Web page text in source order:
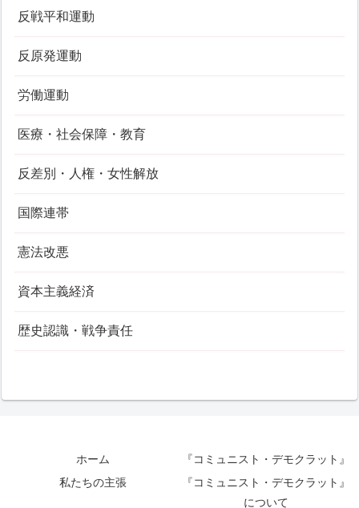
反戦平和運動
反原発運動
労働運動
医療・社会保障・教育
反差別・人権・女性解放
国際連帯
憲法改悪
資本主義経済
歴史認識・戦争責任
ホーム
『コミュニスト・デモクラット』
私たちの主張
『コミュニスト・デモクラット』
について